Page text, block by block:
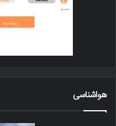
هواشناسی